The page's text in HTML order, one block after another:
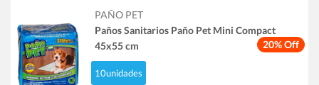
20% Off
PAÑO PET
Paños Sanitarios Paño Pet Mini Compact
45x55 cm
10unidades